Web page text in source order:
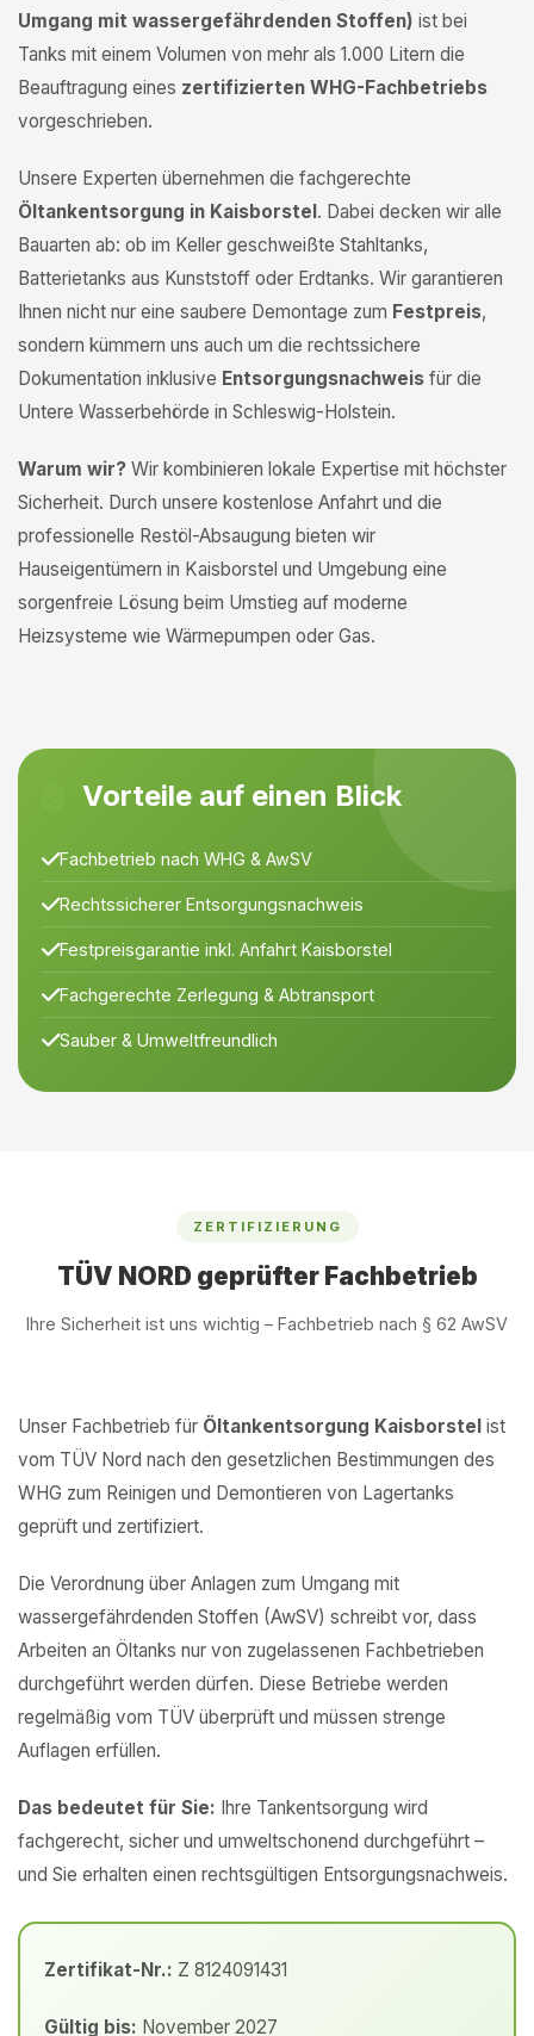
Umgang mit wassergefährdenden Stoffen) ist bei
Tanks mit einem Volumen von mehr als 1.000 Litern die
Beauftragung eines zertifizierten WHG-Fachbetriebs
vorgeschrieben.
Unsere Experten übernehmen die fachgerechte
Öltankentsorgung in Kaisborstel. Dabei decken wir alle
Bauarten ab: ob im Keller geschweißte Stahltanks,
Batterietanks aus Kunststoff oder Erdtanks. Wir garantieren
Ihnen nicht nur eine saubere Demontage zum Festpreis,
sondern kümmern uns auch um die rechtssichere
Dokumentation inklusive Entsorgungsnachweis für die
Untere Wasserbehörde in Schleswig-Holstein.
Warum wir? Wir kombinieren lokale Expertise mit höchster
Sicherheit. Durch unsere kostenlose Anfahrt und die
professionelle Restöl-Absaugung bieten wir
Hauseigentümern in Kaisborstel und Umgebung eine
sorgenfreie Lösung beim Umstieg auf moderne
Heizsysteme wie Wärmepumpen oder Gas.
Vorteile auf einen Blick
Fachbetrieb nach WHG & AwSV
Rechtssicherer Entsorgungsnachweis
Festpreisgarantie inkl. Anfahrt Kaisborstel
Fachgerechte Zerlegung & Abtransport
Sauber & Umweltfreundlich
ZERTIFIZIERUNG
TÜV NORD geprüfter Fachbetrieb
Ihre Sicherheit ist uns wichtig – Fachbetrieb nach § 62 AwSV
Unser Fachbetrieb für Öltankentsorgung Kaisborstel ist
vom TÜV Nord nach den gesetzlichen Bestimmungen des
WHG zum Reinigen und Demontieren von Lagertanks
geprüft und zertifiziert.
Die Verordnung über Anlagen zum Umgang mit
wassergefährdenden Stoffen (AwSV) schreibt vor, dass
Arbeiten an Öltanks nur von zugelassenen Fachbetrieben
durchgeführt werden dürfen. Diese Betriebe werden
regelmäßig vom TÜV überprüft und müssen strenge
Auflagen erfüllen.
Das bedeutet für Sie: Ihre Tankentsorgung wird
fachgerecht, sicher und umweltschonend durchgeführt –
und Sie erhalten einen rechtsgültigen Entsorgungsnachweis.
Zertifikat-Nr.: Z 8124091431
Gültig bis: November 2027